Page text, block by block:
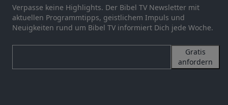
Verpasse keine Highlights. Der Bibel TV Newsletter mit
aktuellen Programmtipps, geistlichem Impuls und
Neuigkeiten rund um Bibel TV informiert Dich jede Woche.
Gratis
anfordern